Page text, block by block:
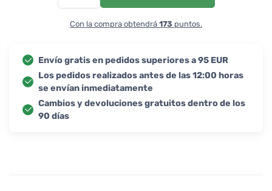
Con la compra obtendrá 173 puntos.
Envío gratis en pedidos superiores a 95 EUR
Los pedidos realizados antes de las 12:00 horas
se envían inmediatamente
Cambios y devoluciones gratuitos dentro de los
90 días